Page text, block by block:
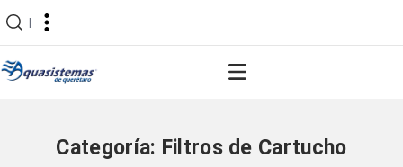
|
Categoría: Filtros de Cartucho